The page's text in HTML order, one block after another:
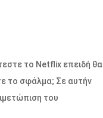
το Netflix επειδή θα
το σφάλμα; Σε αυτήν
του